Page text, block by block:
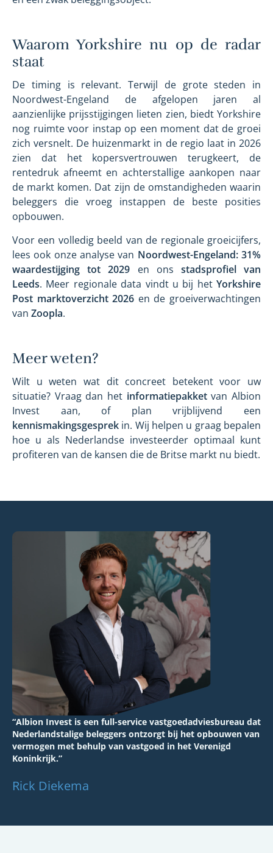
Waarom Yorkshire nu op de radar
staat
De timing is relevant. Terwijl de grote steden in
Noordwest-Engeland de afgelopen jaren al
aanzienlijke prijsstijgingen lieten zien, biedt Yorkshire
nog ruimte voor instap op een moment dat de groei
zich versnelt. De huizenmarkt in de regio laat in 2026
zien dat het kopersvertrouwen terugkeert, de
rentedruk afneemt en achterstallige aankopen naar
de markt komen. Dat zijn de omstandigheden waarin
beleggers die vroeg instappen de beste posities
opbouwen.
Voor een volledig beeld van de regionale groeicijfers,
lees ook onze analyse van Noordwest-Engeland: 31%
waardestijging tot 2029 en ons stadsprofiel van
Leeds. Meer regionale data vindt u bij het Yorkshire
Post marktoverzicht 2026 en de groeiverwachtingen
van Zoopla.
Meer weten?
Wilt u weten wat dit concreet betekent voor uw
situatie? Vraag dan het informatiepakketvan Albion
Invest aan, of plan vrijblijvend een
kennismakingsgesprek in. Wij helpen u graag bepalen
hoe u als Nederlandse investeerder optimaal kunt
profiteren van de kansen die de Britse markt nu biedt.
“Albion Invest is een full-service vastgoedadviesbureau dat
Nederlandstalige beleggers ontzorgt bij het opbouwen van
vermogen met behulp van vastgoed in het Verenigd
Koninkrijk.”
Rick Diekema